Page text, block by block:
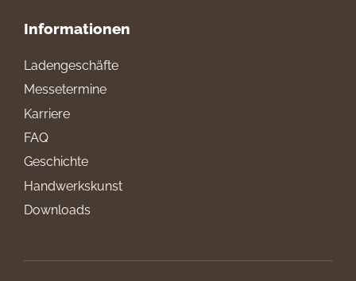
Informationen
Ladengeschäfte
Messetermine
Karriere
FAQ
Geschichte
Handwerkskunst
Downloads